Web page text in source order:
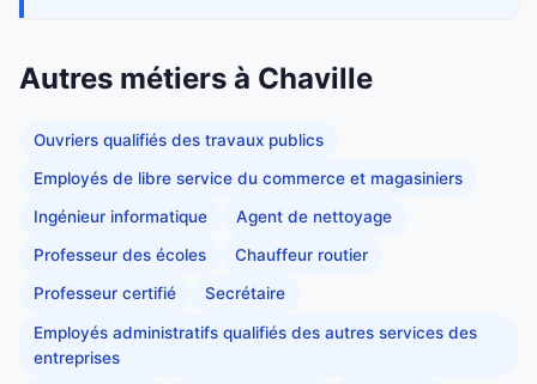
Autres métiers à Chaville
Ouvriers qualifiés des travaux publics
Employés de libre service du commerce et magasiniers
Ingénieur informatique Agent de nettoyage
Professeur des écoles Chauffeur routier
Professeur certifié Secrétaire
Employés administratifs qualifiés des autres services des
entreprises